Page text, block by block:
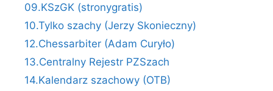
09.KSzGK (stronygratis)
10.Tylko szachy (Jerzy Skonieczny)
12.Chessarbiter (Adam Curyło)
13.Centralny Rejestr PZSzach
14.Kalendarz szachowy (OTB)